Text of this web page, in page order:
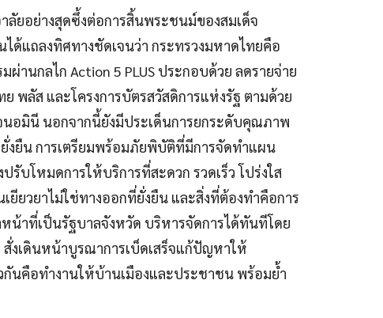
ลัยอย่างสุดซึ้งต่อการสิ้นพระชนม์ของสมเด็จ
ด้แถลงทิศทางชัดเจนว่า กระทรวงมหาดไทยคือ
านกลไก Action 5 PLUS ประกอบด้วย ลดรายจ่าย
พลัส และโครงการบัตรสวัสดิการแห่งรัฐ ตามด้วย
นอมินี นอกจากนี้ยังมีประเด็นการยกระดับคุณภาพ
งยืน การเตรียมพร้อมภัยพิบัติที่มีการจัดทำแผน
บโหมดการให้บริการที่สะดวก รวดเร็ว โปร่งใส
ยวยาไม่ใช่ทางออกที่ยั่งยืน และสิ่งที่ต้องทำคือการ
น้าที่เป็นรัฐบาลจังหวัด บริหารจัดการได้ทันทีโดย
สั่งเดินหน้าบูรณาการเบ็ดเสร็จแก้ปัญหาให้
นคือทำงานให้บ้านเมืองและประชาชน พร้อมย้ำ